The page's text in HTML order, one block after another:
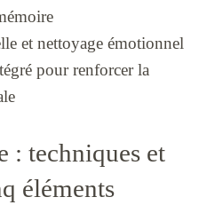
et nettoyage émotionnel
pour renforcer la
: techniques et
éléments